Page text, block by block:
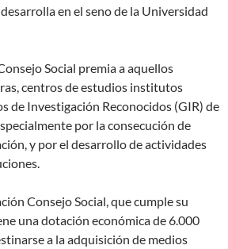
en el seno de la Universidad
Social premia a aquellos
centros de estudios institutos
de Investigación Reconocidos (GIR) de
por la consecución de
y por el desarrollo de actividades
Consejo Social, que cumple su
una dotación económica de 6.000
a la adquisición de medios